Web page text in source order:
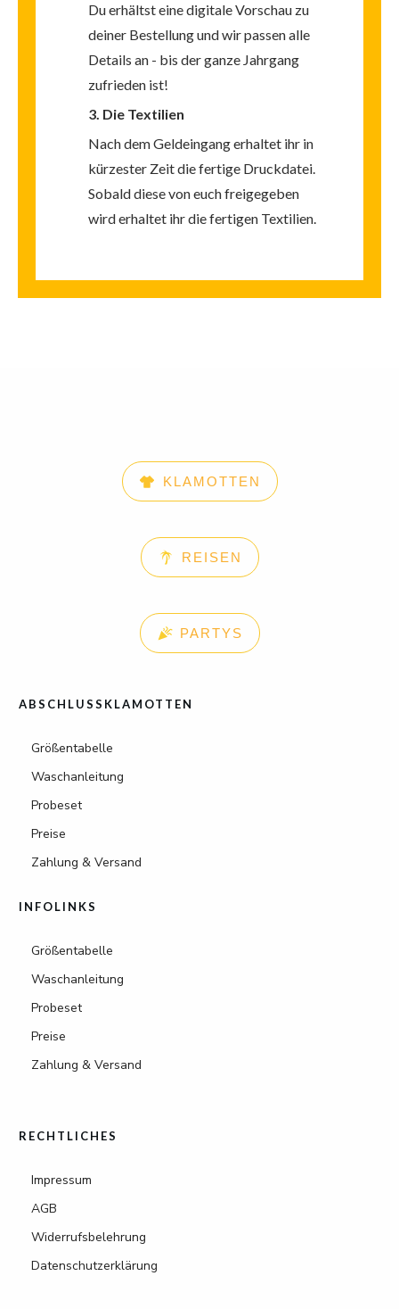
Du erhältst eine digitale Vorschau zu
deiner Bestellung und wir passen alle
Details an - bis der ganze Jahrgang
zufrieden ist!
3. Die Textilien
Nach dem Geldeingang erhaltet ihr in
kürzester Zeit die fertige Druckdatei.
Sobald diese von euch freigegeben
wird erhaltet ihr die fertigen Textilien.
KLAMOTTEN
REISEN
PARTYS
ABSCHLUSSKLAMOTTEN
Größentabelle
Waschanleitung
Probeset
Preise
Zahlung & Versand
INFOLINKS
Größentabelle
Waschanleitung
Probeset
Preise
Zahlung & Versand
RECHTLICHES
Impressum
AGB
Widerrufsbelehrung
Datenschutzerklärung